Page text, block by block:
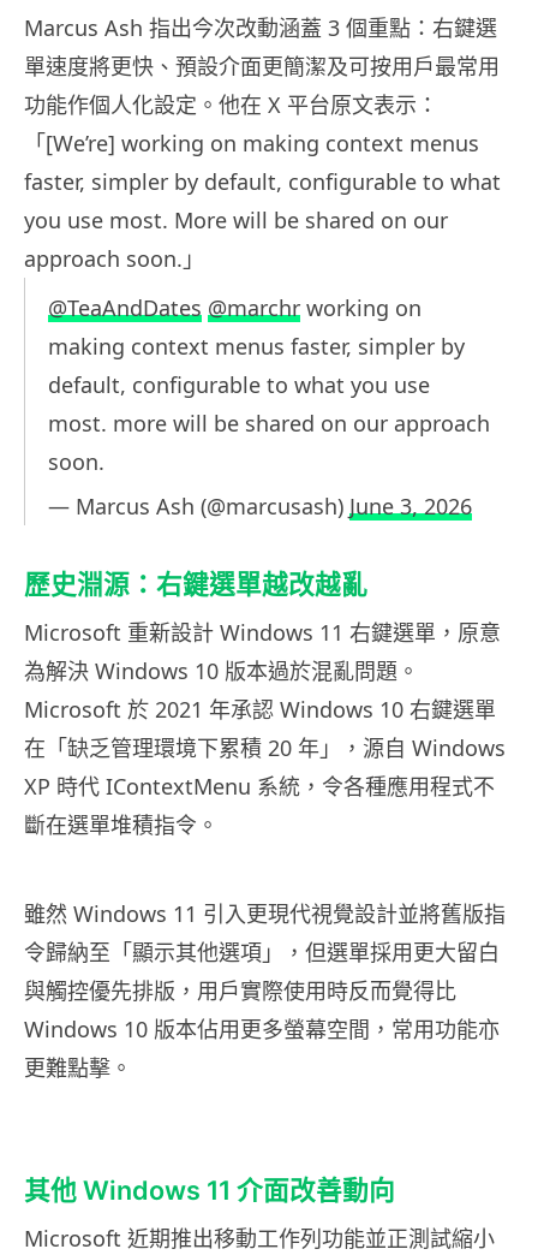
Marcus Ash 指出今次改動涵蓋 3 個重點：右鍵選
單速度將更快、預設介面更簡潔及可按用戶最常用
功能作個人化設定。他在 X 平台原文表示：
「[We’re] working on making context menus
faster, simpler by default, configurable to what
you use most. More will be shared on our
approach soon.」
@TeaAndDates @marchr working on
making context menus faster, simpler by
default, configurable to what you use
most. more will be shared on our approach
soon.
— Marcus Ash (@marcusash) June 3, 2026
歷史淵源：右鍵選單越改越亂
Microsoft 重新設計 Windows 11 右鍵選單，原意
為解決 Windows 10 版本過於混亂問題。
Microsoft 於 2021 年承認 Windows 10 右鍵選單
在「缺乏管理環境下累積 20 年」，源自 Windows
XP 時代 IContextMenu 系統，令各種應用程式不
斷在選單堆積指令。
雖然 Windows 11 引入更現代視覺設計並將舊版指
令歸納至「顯示其他選項」，但選單採用更大留白
與觸控優先排版，用戶實際使用時反而覺得比
Windows 10 版本佔用更多螢幕空間，常用功能亦
更難點擊。
其他 Windows 11 介面改善動向
Microsoft 近期推出移動工作列功能並正測試縮小